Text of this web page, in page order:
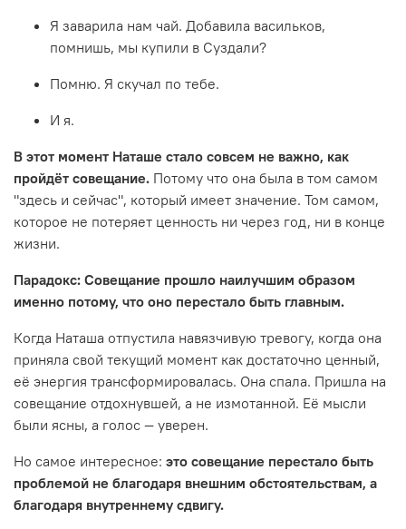
Я заварила нам чай. Добавила васильков,
помнишь, мы купили в Суздали?
Помню. Я скучал по тебе.
И я.
В этот момент Наташе стало совсем не важно, как
пройдёт совещание. Потому что она была в том самом
"здесь и сейчас", который имеет значение. Том самом,
которое не потеряет ценность ни через год, ни в конце
жизни.
Парадокс: Совещание прошло наилучшим образом
именно потому, что оно перестало быть главным.
Когда Наташа отпустила навязчивую тревогу, когда она
приняла свой текущий момент как достаточно ценный,
её энергия трансформировалась. Она спала. Пришла на
совещание отдохнувшей, а не измотанной. Её мысли
были ясны, а голос — уверен.
Но самое интересное: это совещание перестало быть
проблемой не благодаря внешним обстоятельствам, а
благодаря внутреннему сдвигу.